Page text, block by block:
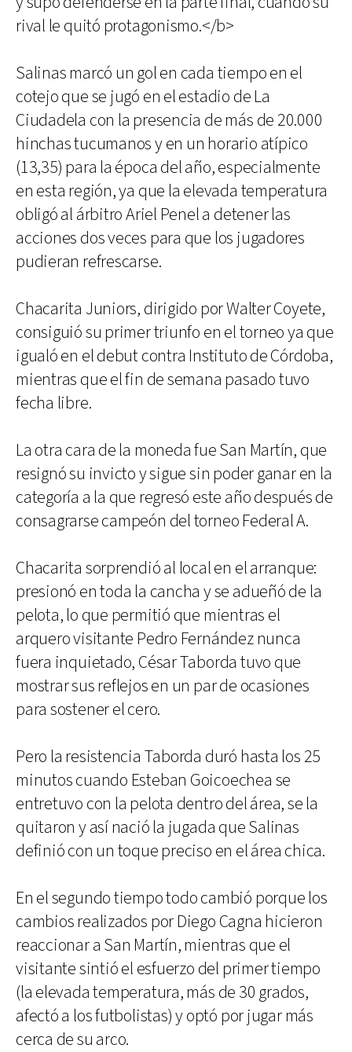
rival le quitó protagonismo.</b>
Salinas marcó un gol en cada tiempo en el
cotejo que se jugó en el estadio de La
Ciudadela con la presencia de más de 20.000
hinchas tucumanos y en un horario atípico
(13,35) para la época del año, especialmente
en esta región, ya que la elevada temperatura
obligó al árbitro Ariel Penel a detener las
acciones dos veces para que los jugadores
pudieran refrescarse.
Chacarita Juniors, dirigido por Walter Coyete,
consiguió su primer triunfo en el torneo ya que
igualó en el debut contra Instituto de Córdoba,
mientras que el fin de semana pasado tuvo
fecha libre.
La otra cara de la moneda fue San Martín, que
resignó su invicto y sigue sin poder ganar en la
categoría a la que regresó este año después de
consagrarse campeón del torneo Federal A.
Chacarita sorprendió al local en el arranque:
presionó en toda la cancha y se adueñó de la
pelota, lo que permitió que mientras el
arquero visitante Pedro Fernández nunca
fuera inquietado, César Taborda tuvo que
mostrar sus reflejos en un par de ocasiones
para sostener el cero.
Pero la resistencia Taborda duró hasta los 25
minutos cuando Esteban Goicoechea se
entretuvo con la pelota dentro del área, se la
quitaron y así nació la jugada que Salinas
definió con un toque preciso en el área chica.
En el segundo tiempo todo cambió porque los
cambios realizados por Diego Cagna hicieron
reaccionar a San Martín, mientras que el
visitante sintió el esfuerzo del primer tiempo
(la elevada temperatura, más de 30 grados,
afectó a los futbolistas) y optó por jugar más
cerca de su arco.